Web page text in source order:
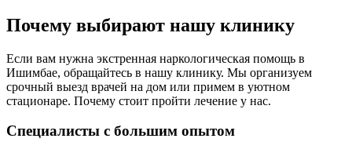
Почему выбирают нашу клинику
Если вам нужна экстренная наркологическая помощь в
Ишимбае, обращайтесь в нашу клинику. Мы организуем
срочный выезд врачей на дом или примем в уютном
стационаре. Почему стоит пройти лечение у нас.
Специалисты с большим опытом